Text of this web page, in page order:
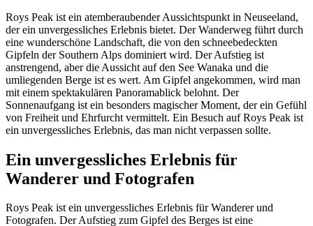
Roys Peak ist ein atemberaubender Aussichtspunkt in Neuseeland,
der ein unvergessliches Erlebnis bietet. Der Wanderweg führt durch
eine wunderschöne Landschaft, die von den schneebedeckten
Gipfeln der Southern Alps dominiert wird. Der Aufstieg ist
anstrengend, aber die Aussicht auf den See Wanaka und die
umliegenden Berge ist es wert. Am Gipfel angekommen, wird man
mit einem spektakulären Panoramablick belohnt. Der
Sonnenaufgang ist ein besonders magischer Moment, der ein Gefühl
von Freiheit und Ehrfurcht vermittelt. Ein Besuch auf Roys Peak ist
ein unvergessliches Erlebnis, das man nicht verpassen sollte.
Ein unvergessliches Erlebnis für
Wanderer und Fotografen
Roys Peak ist ein unvergessliches Erlebnis für Wanderer und
Fotografen. Der Aufstieg zum Gipfel des Berges ist eine